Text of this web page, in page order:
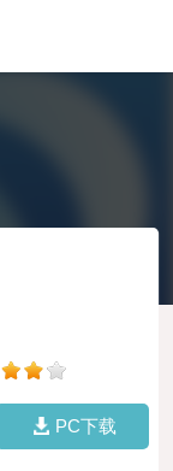
PC下载